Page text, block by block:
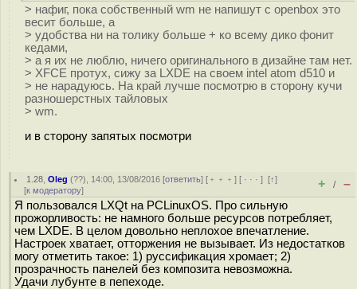
> нафиг, пока собственный wm не напишут с openbox это
весит больше, а
> удобства ни на толику больше + ко всему дико фонит
кедами,
> а я их не люблю, ничего оригинального в дизайне там нет.
> XFCE протух, сижу за LXDE на своем intel atom d510 и
> не нарадуюсь. На край лучше посмотрю в сторону кучи
разношерстных тайловых
> wm.
и в сторону запятых посмотри
1.28 ,Oleg (??), 14:00, 13/08/2016 [ответить] [ ﹢﹢﹢] [ · · ·][↑]
[к модератору] + / –
Я пользовался LXQt на PCLinuxOS. Про сильную
прожорливость: не намного больше ресурсов потребляет,
чем LXDE. В целом довольно неплохое впечатление.
Настроек хватает, отторжения не вызывает. Из недостатков
могу отметить такое: 1) руссификация хромает; 2)
прозрачность панелей без композита невозможна.
Удачи лубунте в пепеходе.